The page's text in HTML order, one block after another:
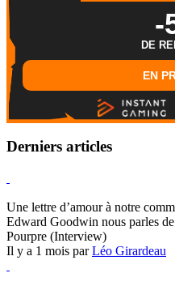
-
DE
EN
Derniers articles
Une lettre d’amour à notre
Edward Goodwin nous parles
Pourpre (Interview)
Il y a 1 mois parLéo Girardeau